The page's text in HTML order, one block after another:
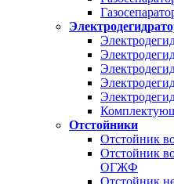
Отстойники
Отстойник
Отстойник
ОГЖФ
Отстойник